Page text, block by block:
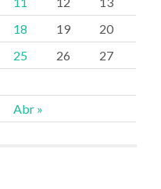
Abr »
18 19
20
25 26
27